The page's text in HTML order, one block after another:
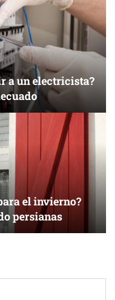
a un electricista?
el invierno?
persianas